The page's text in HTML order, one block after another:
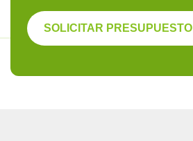
SOLICITAR PRESUPUESTO